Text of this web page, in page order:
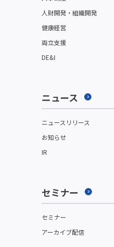
人財開発・組織開発
健康経営
両立支援
DE&I
ニュース
ニュースリリース
お知らせ
IR
セミナー
セミナー
アーカイブ配信